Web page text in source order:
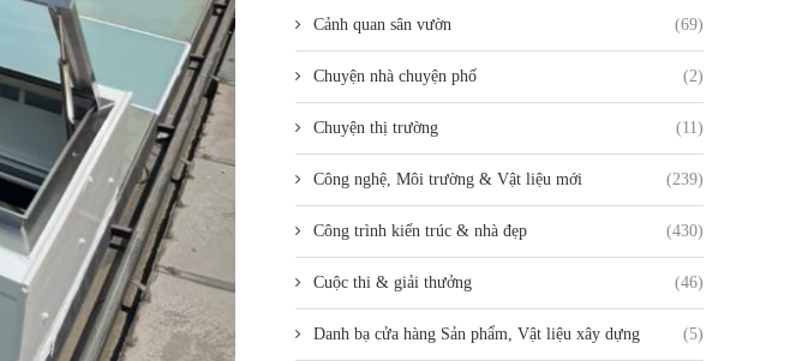
Cảnh quan sân vườn (69)
Chuyện nhà chuyện phố (2)
Chuyện thị trường (11)
Công nghệ, Môi trường & Vật liệu mới (239)
Công trình kiến trúc & nhà đẹp (430)
Cuộc thi & giải thưởng (46)
Danh bạ cửa hàng Sản phẩm, Vật liệu xây dựng (5)